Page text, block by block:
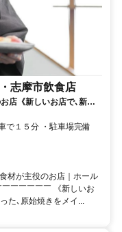
志摩市飲食店
店《新しいお店で､新し
ら車で１５分 ・駐車場完備
材が主役のお店｜ホール
￣￣￣￣￣ 《新しいお
た､原始焼きをメイ...